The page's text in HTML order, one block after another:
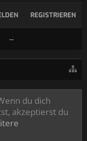
...
REGISTRIEREN
du dich
akzeptierst du